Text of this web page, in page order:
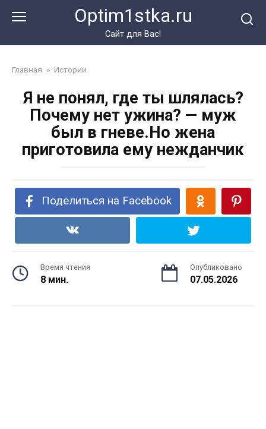
Optim1stka.ru
Сайт для Вас!
Главная » Истории
Я не понял, где ты шлялась?
Почему нет ужина? — муж
был в гневе.Но жена
приготовила ему нежданчик
Поделиться на Facebook
Время чтения
8 мин.
Опубликовано
07.05.2026